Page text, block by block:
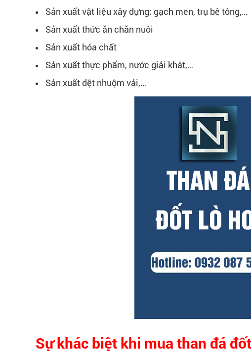
Sản xuất vật liệu xây dựng: gạch men, trụ bê tông,…
Sản xuất thức ăn chăn nuôi
Sản xuất hóa chất
Sản xuất thực phẩm, nước giải khát,…
Sản xuất dệt nhuộm vải,…
Sự khác biệt khi mua than đá